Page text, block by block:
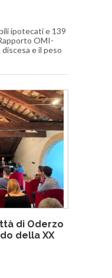
ipotecati e 139
OMI-
e il peso
di Oderzo
della XX